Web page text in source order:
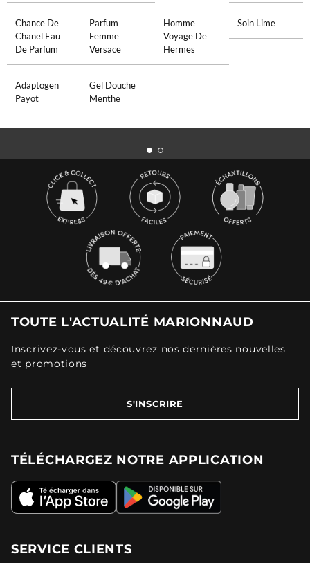
Chance De
Chanel Eau
De Parfum
Parfum
Femme
Versace
Homme
Voyage De
Hermes
Soin Lime
Adaptogen
Payot
Gel Douche
Menthe
TOUTE L'ACTUALITÉ MARIONNAUD
Inscrivez-vous et découvrez nos dernières nouvelles
et promotions
S'INSCRIRE
TÉLÉCHARGEZ NOTRE APPLICATION
SERVICE CLIENTS